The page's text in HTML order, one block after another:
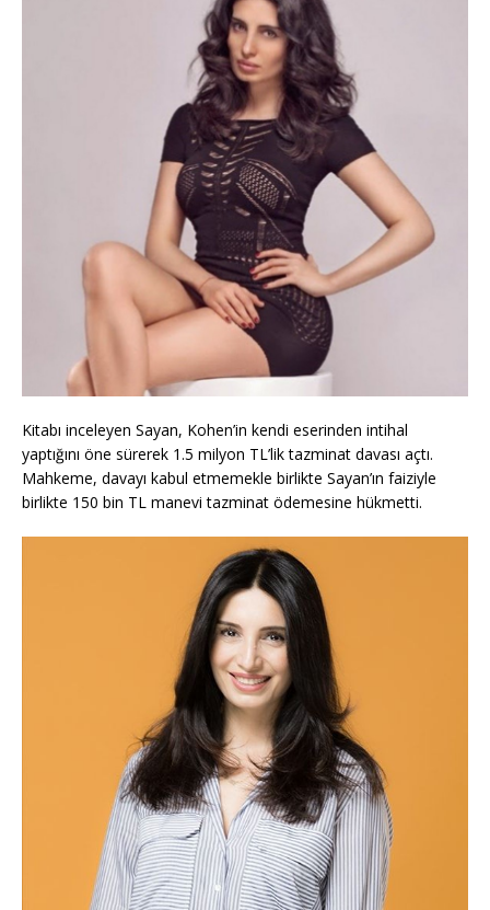
Kitabı inceleyen Sayan, Kohen’in kendi eserinden intihal
yaptığını öne sürerek 1.5 milyon TL’lik tazminat davası açtı.
Mahkeme, davayı kabul etmemekle birlikte Sayan’ın faiziyle
birlikte 150 bin TL manevi tazminat ödemesine hükmetti.